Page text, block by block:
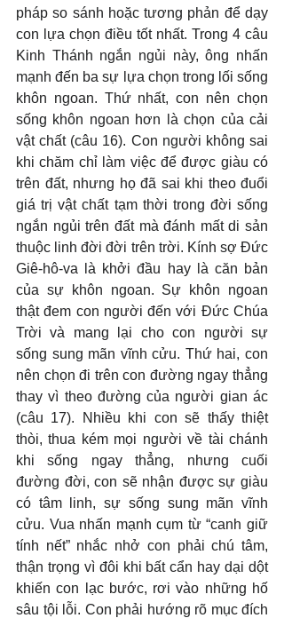
pháp so sánh hoặc tương phản để dạy
con lựa chọn điều tốt nhất. Trong 4 câu
Kinh Thánh ngắn ngủi này, ông nhấn
mạnh đến ba sự lựa chọn trong lối sống
khôn ngoan. Thứ nhất, con nên chọn
sống khôn ngoan hơn là chọn của cải
vật chất (câu 16). Con người không sai
khi chăm chỉ làm việc để được giàu có
trên đất, nhưng họ đã sai khi theo đuổi
giá trị vật chất tạm thời trong đời sống
ngắn ngủi trên đất mà đánh mất di sản
thuộc linh đời đời trên trời. Kính sợ Đức
Giê-hô-va là khởi đầu hay là căn bản
của sự khôn ngoan. Sự khôn ngoan
thật đem con người đến với Đức Chúa
Trời và mang lại cho con người sự
sống sung mãn vĩnh cửu. Thứ hai, con
nên chọn đi trên con đường ngay thẳng
thay vì theo đường của người gian ác
(câu 17). Nhiều khi con sẽ thấy thiệt
thòi, thua kém mọi người về tài chánh
khi sống ngay thẳng, nhưng cuối
đường đời, con sẽ nhận được sự giàu
có tâm linh, sự sống sung mãn vĩnh
cửu. Vua nhấn mạnh cụm từ “canh giữ
tính nết” nhắc nhở con phải chú tâm,
thận trọng vì đôi khi bất cẩn hay dại dột
khiến con lạc bước, rơi vào những hố
sâu tội lỗi. Con phải hướng rõ mục đích